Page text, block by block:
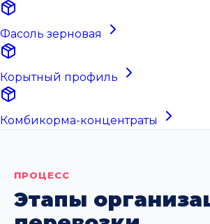
Фасоль зерновая
Корытный профиль
Комбикорма-концентраты
ПРОЦЕСС
Этапы